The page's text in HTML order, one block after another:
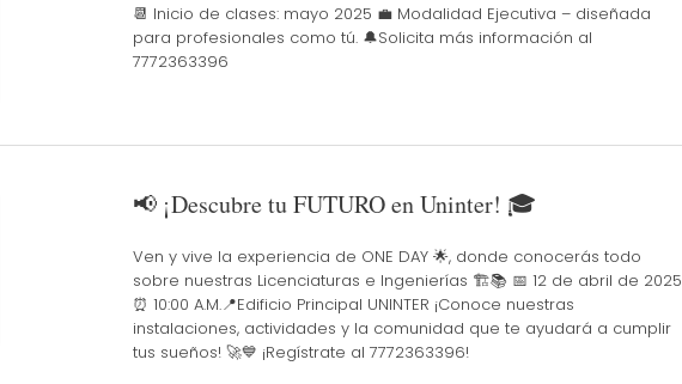
📆 Inicio de clases: mayo 2025 💼 Modalidad Ejecutiva – diseñada
para profesionales como tú. 🔔Solicita más información al
7772363396
📢 ¡Descubre tu FUTURO en Uninter! 🎓
Ven y vive la experiencia de ONE DAY 🌟, donde conocerás todo
sobre nuestras Licenciaturas e Ingenierías 🏗️📚 📅 12 de abril de 2025
⏰ 10:00 A.M.📍Edificio Principal UNINTER ¡Conoce nuestras
instalaciones, actividades y la comunidad que te ayudará a cumplir
tus sueños! 🚀💙 ¡Regístrate al 7772363396!